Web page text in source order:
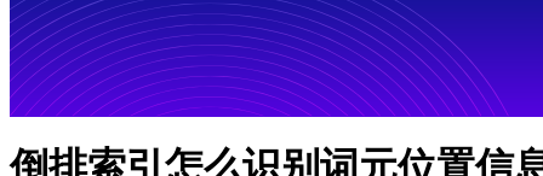
倒排索引怎么识别词元位置信